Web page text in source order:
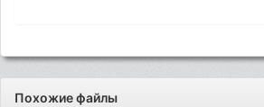
Похожие файлы